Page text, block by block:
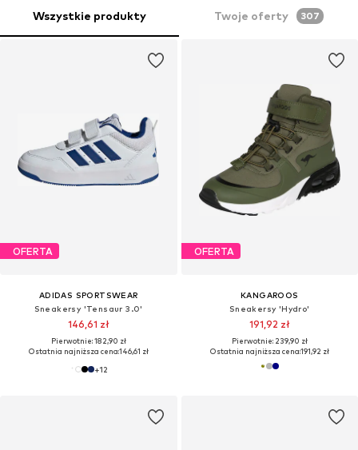
Wszystkie produkty Twoje oferty 307
OFERTA
ADIDAS SPORTSWEAR
Sneakersy 'Tensaur 3.0'
146,61 zł
Pierwotnie: 182,90 zł
Ostatnia najniższa cena:146,61 zł
+12
OFERTA
KANGAROOS
Sneakersy 'Hydro'
191,92 zł
Pierwotnie: 239,90 zł
Ostatnia najniższa cena:191,92 zł